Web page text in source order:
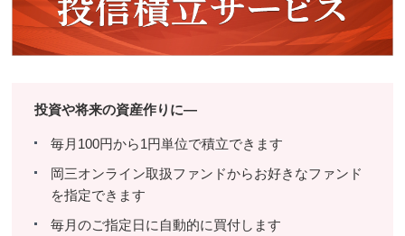
投資や将来の資産作りに―
毎月100円から1円単位で積立できます
岡三オンライン取扱ファンドからお好きなファンド
を指定できます
毎月のご指定日に自動的に買付します